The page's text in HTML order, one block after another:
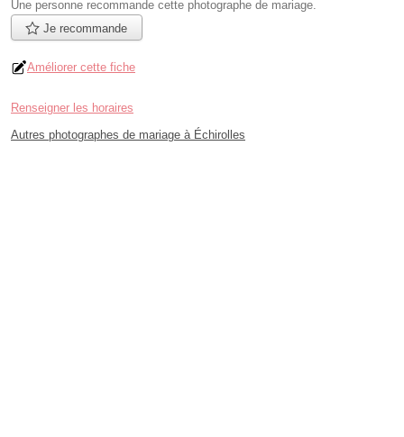
Une personne recommande cette photographe de mariage.
Je recommande
Améliorer cette fiche
Renseigner les horaires
Autres photographes de mariage à Échirolles